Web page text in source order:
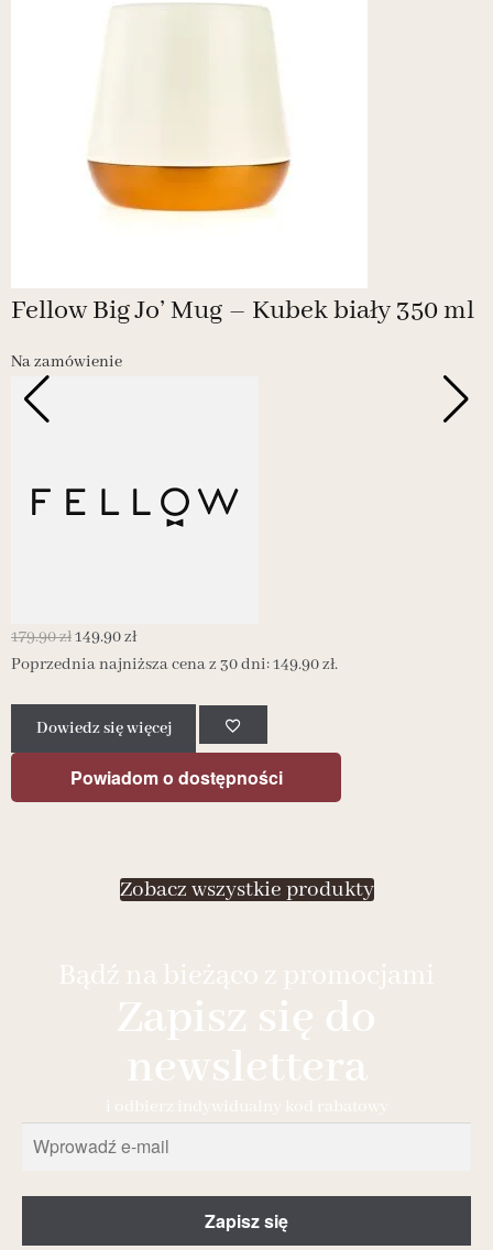
Fellow Big Jo’ Mug – Kubek biały 350 ml
Na zamówienie
179.90zł149.90zł
Poprzednia najniższa cena z 30 dni:149.90zł.
Dowiedz się więcej
Powiadom o dostępności
Zobacz wszystkie produkty
Bądź na bieżąco z promocjami
Zapisz się do
newslettera
i odbierz indywidualny kod rabatowy